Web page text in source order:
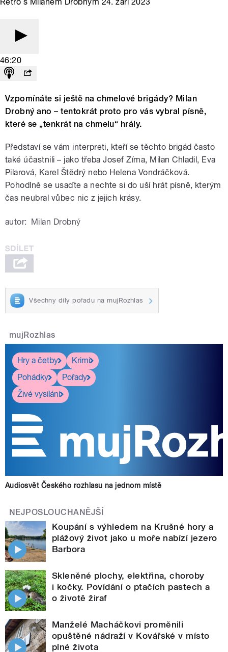
46:20
Vzpomínáte si ještě na chmelové brigády? Milan
Drobný ano – tentokrát proto pro vás vybral písně,
které se „tenkrát na chmelu“ hrály.
Představí se vám interpreti, kteří se těchto brigád často
také účastnili – jako třeba Josef Zíma, Milan Chladil, Eva
Pilarová, Karel Štědrý nebo Helena Vondráčková.
Pohodlně se usaďte a nechte si do uší hrát písně, kterým
čas neubral vůbec nic z jejich krásy.
autor: Milan Drobný
Všechny díly pořadu na mujRozhlas
mujRozhlas
Hry a četby
Krimi
Pohádky
Pořady
Živé vysílání
Audiosvět Českého rozhlasu na jednom místě
NEJPOSLOUCHANĚJŠÍ
Koupání s výhledem na Krušné hory a
plážový život jako u moře nabízí jezero
Barbora
Skleněné plochy, elektřina, choroby
i kočky. Povídání o ptačích pastech a
o životě žiraf
Manželé Macháčkovi proměnili
opuštěné nádraží v Kovářské v místo
plné života